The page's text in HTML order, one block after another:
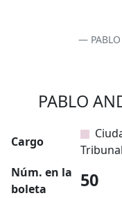
PABLO
Cargo
Núm. en la
boleta
50